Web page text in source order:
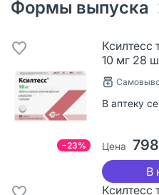
Формы выпуска
−23%
Ксилтесс
10 мг 28
В аптеку
Цена
В
Ксилтесс